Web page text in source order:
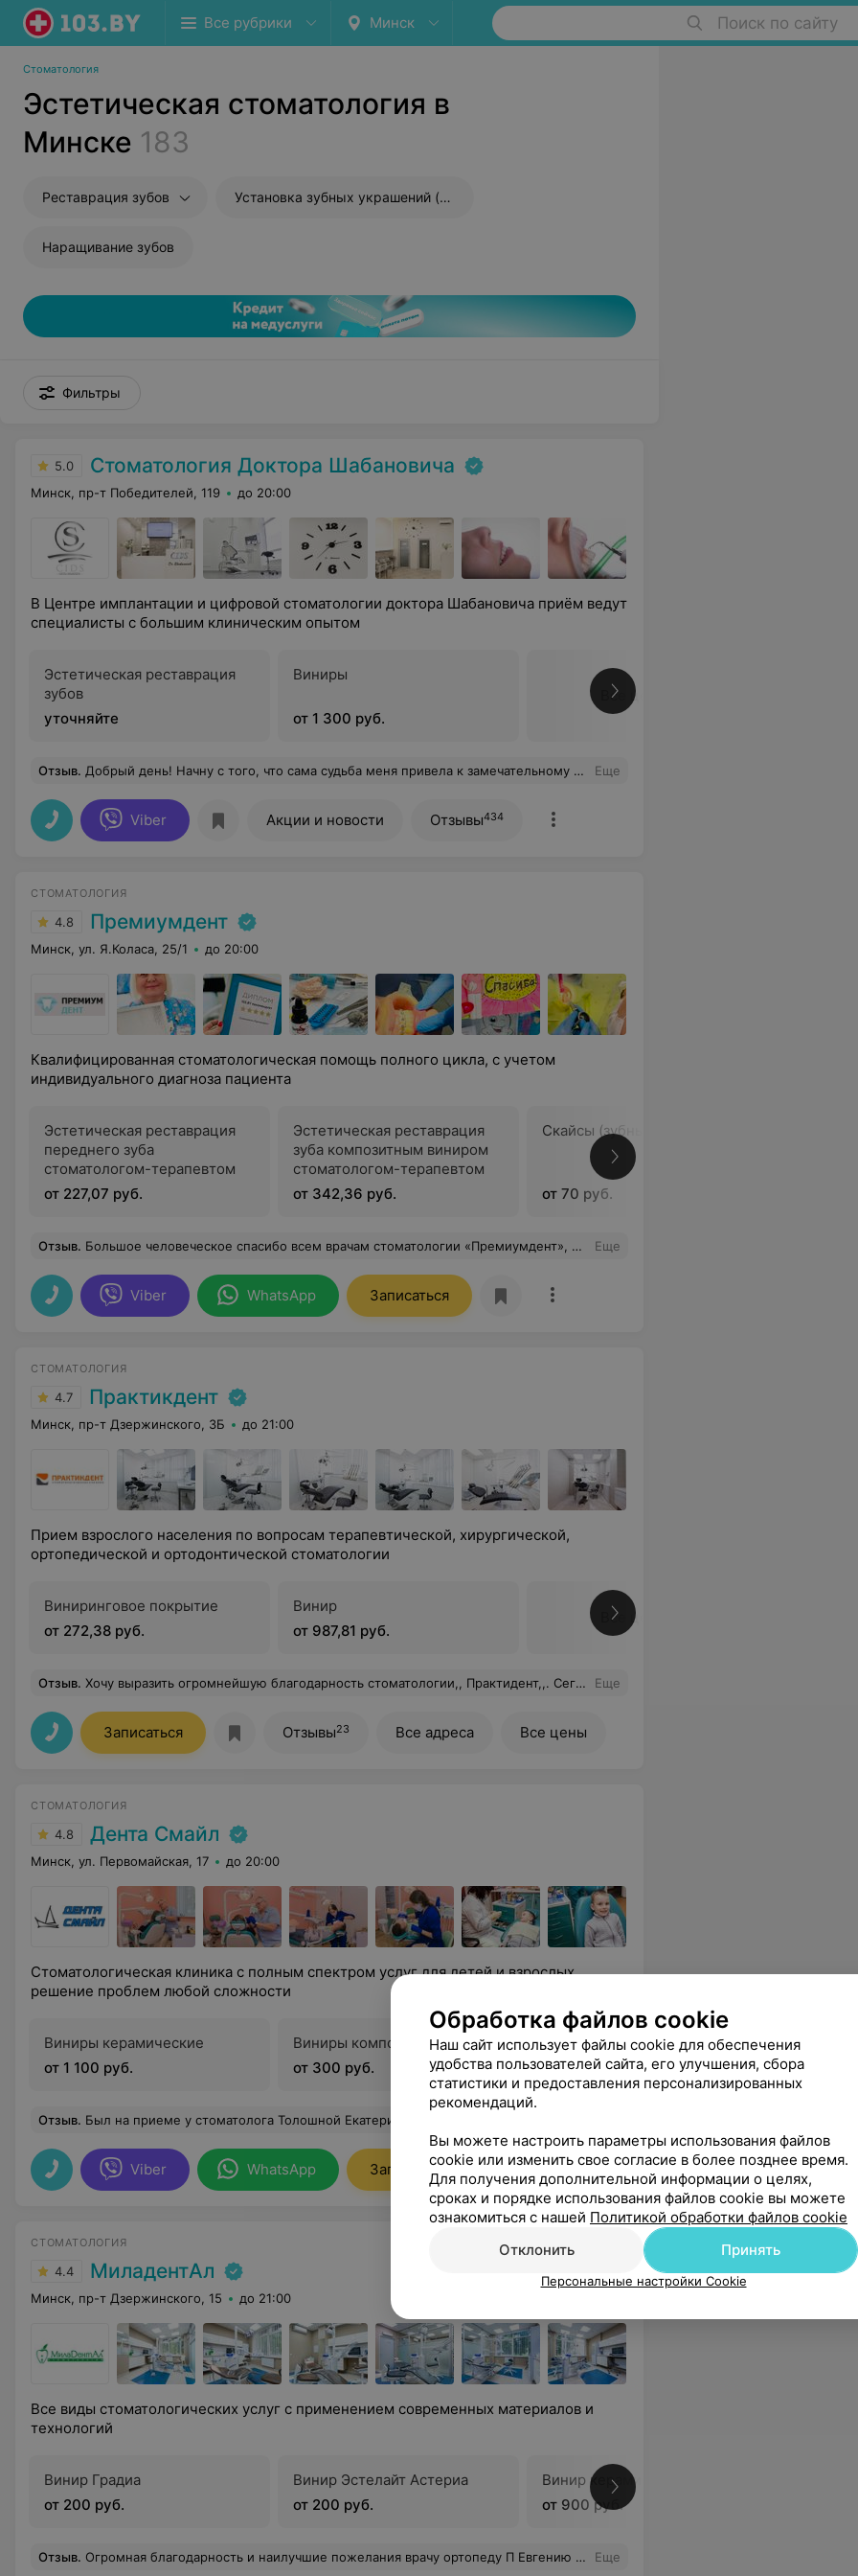
Все рубрики Минск Поиск по сайту
Стоматология
Эстетическая стоматология в
Минске 183
Реставрация зубов Установка зубных украшений (скайса)
Наращивание зубов
Фильтры
5.0 Стоматология Доктора Шабановича
Минск, пр-т Победителей, 119 до 20:00
В Центре имплантации и цифровой стоматологии доктора Шабановича приём ведут
специалисты с большим клиническим опытом
Эстетическая реставрация
зубов
уточняйте
Виниры
от 1 300 руб.
Все цены
Отзыв. Добрый день! Начну с того, что сама судьба меня привела к замечательному доктору Александру Олеговичу! Выдающийся профессионал с изумительными человеческими качествами! Каждый раз находясь в его кабинете я с восторгом жду следующую манипуляцию! Сразу обозначу, что мой случай-это случай лечения установки керамики установка имплантанта удаления кисты чистка отбеливание и внимание, удаление 5 зубов! Я могу часами рассказывать про Александра Олеговича и все новейшие методики которыми обладает клиника Александра Бекировича! Я долгое время прожила в США, но никогда и поверить не могла, что в РБ есть такие выдающиеся врачи и клиника! Теперь клиника Александра Бекировича-мой второй дом. Дом, где Александр Олегович и его ассистент Наталия(потрясающая!) творят чудеса! Спасибо, что делаете меня и других пациентов счастливыми! Еще
Viber Акции и новости Отзывы434
СТОМАТОЛОГИЯ
4.8 Премиумдент
Минск, ул. Я.Коласа, 25/1 до 20:00
Квалифицированная стоматологическая помощь полного цикла, с учетом
индивидуального диагноза пациента
Эстетическая реставрация
переднего зуба
стоматологом-терапевтом
от 227,07 руб.
Эстетическая реставрация
зуба композитным виниром
стоматологом-терапевтом
от 342,36 руб.
Скайсы (зубные стразы)
от 70 руб.
Отзыв. Большое человеческое спасибо всем врачам стоматологии «Премиумдент», которые комплексно работали над моими зубами. Некоторые получилось вылечить, два пришлось вырвать и поставить импланты (киста была). И еще косметические процедуры. Но оно все того однозначно стоило, потому что впервые за много лет мне нравится, как выглядит моя улыбка. Именно что полностью здоровая и красивая. В ближайшее время еще планирую заняться прикусом, соберусь морально и приду к вам за следующим этапом! Еще
Viber WhatsApp Записаться
СТОМАТОЛОГИЯ
4.7 Практикдент
Минск, пр-т Дзержинского, 3Б до 21:00
Прием взрослого населения по вопросам терапевтической, хирургической,
ортопедической и ортодонтической стоматологии
Виниринговое покрытие
от 272,38 руб.
Винир
от 987,81 руб.
Все цены
Отзыв. Хочу выразить огромнейшую благодарность стоматологии,, Практидент,,. Сегодня я еду домой с новыми зубками на 6 имплантах. Такой красоты у меня и по жизни не было. Зубки ровненькие, красивые, все было сделано по моему желанию, и очень качественно! А еще за эти полтора года установки и имплантации, коллектив согревал своим дружелюбием, улыбкой(девочки на ресепшен), профессионализмом и талантом(врачи). Огромная благодарность и поклон Грудина В. А. Внимательный, профессионал с большой буквы, сделал слепки и до конца вел установку коронок, учитывая все пожелания и просьбы, чтобы улыбка была красивой. Артемова А. А.идеально установила импланты и вела до приживления, и ни разу не было проблем, о которых пишут (отторжение и т. п.). Это говорит только о высоком мастерстве хирурга! В итоге, я через небольшой промежуток времени, даже не сомневаясь, приезжаю снова, делать импланты и зубки на нижнюю челюсть. И выбираю только коллектив и стоматологию,, Практидент,,,. Спасибо вам огромное!!! Еще
Записаться Отзывы23 Все адреса Все цены
СТОМАТОЛОГИЯ
4.8 Дента Смайл
Минск, ул. Первомайская, 17 до 20:00
Стоматологическая клиника с полным спектром услуг для детей и взрослых,
решение проблем любой сложности
Виниры керамические
от 1 100 руб.
Виниры композитные
от 300 руб.
Все цены
Отзыв. Был на приеме у стоматолога Толошной Екатерины Александровны, приняли без предварительной записи по острой боли, в итоге оперативно и безболезненно удалила "8", хотя я очень сомневался и не хотел. Спасибо.
Viber WhatsApp Записаться
СТОМАТОЛОГИЯ
4.4 МиладентАл
Минск, пр-т Дзержинского, 15 до 21:00
Все виды стоматологических услуг с применением современных материалов и
технологий
Винир Градиа
от 200 руб.
Винир Эстелайт Астериа
от 200 руб.
Винир керамический E-Max
от 900 руб.
Отзыв. Огромная благодарность и наилучшие пожелания врачу ортопеду П Евгению Николаевичу за профессиональный современный подход и приятную атмосферу во время всего периода лечения! Еще
Обработка файлов cookie
Наш сайт использует файлы cookie для обеспечения
удобства пользователей сайта, его улучшения, сбора
статистики и предоставления персонализированных
рекомендаций.
Вы можете настроить параметры использования файлов
cookie или изменить свое согласие в более позднее время.
Для получения дополнительной информации о целях,
сроках и порядке использования файлов cookie вы можете
ознакомиться с нашей Политикой обработки файлов cookie
Отклонить
Принять
Персональные настройки Cookie